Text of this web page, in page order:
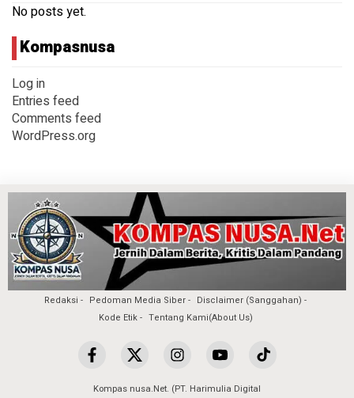
No posts yet.
Kompasnusa
Log in
Entries feed
Comments feed
WordPress.org
Redaksi Pedoman Media Siber
Disclaimer (Sanggahan)
Kode Etik
Tentang Kami(About Us)
Kompas nusa.Net. (PT. Harimulia Digital